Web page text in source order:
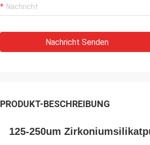
Nachricht Senden
PRODUKT-BESCHREIBUNG
125-250um